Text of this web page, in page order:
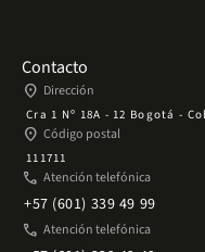
Contacto
place Dirección
Cra 1 Nº 18A - 12 Bogotá -
place Código postal
111711
phone Atención telefónica
+57 (601) 339 49 99
phone Atención telefónica